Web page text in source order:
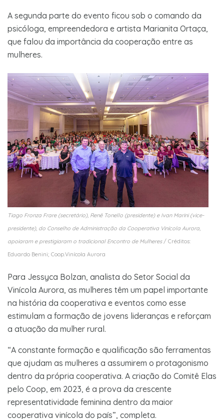
A segunda parte do evento ficou sob o comando da
psicóloga, empreendedora e artista Marianita Ortaça,
que falou da importância da cooperação entre as
mulheres.
Tiago Fronza Frare (secretário), Renê Tonello (presidente) e Ivan Marini (vice-
presidente), do Conselho de Administração da Cooperativa Vinícola Aurora,
apoiaram e prestigiaram o tradicional Encontro de Mulheres/ Créditos:
Eduardo Benini; Coop.Vinícola Aurora
Para Jessyca Bolzan, analista do Setor Social da
Vinícola Aurora, as mulheres têm um papel importante
na história da cooperativa e eventos como esse
estimulam a formação de jovens lideranças e reforçam
a atuação da mulher rural.
“A constante formação e qualificação são ferramentas
que ajudam as mulheres a assumirem o protagonismo
dentro da própria cooperativa. A criação do Comitê Elas
pelo Coop, em 2023, é a prova da crescente
representatividade feminina dentro da maior
cooperativa vinícola do país”, completa.